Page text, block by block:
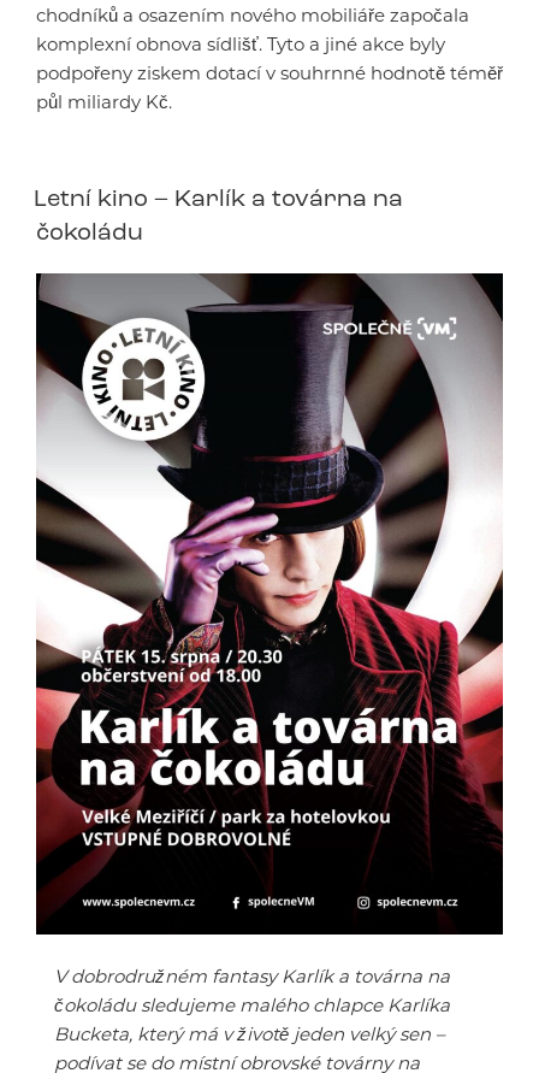
chodníků a osazením nového mobiliáře započala
komplexní obnova sídlišť. Tyto a jiné akce byly
podpořeny ziskem dotací v souhrnné hodnotě téměř
půl miliardy Kč.
Letní kino – Karlík a továrna na
čokoládu
V dobrodružném fantasy Karlík a továrna na
čokoládu sledujeme malého chlapce Karlíka
Bucketa, který má v životě jeden velký sen –
podívat se do místní obrovské továrny na